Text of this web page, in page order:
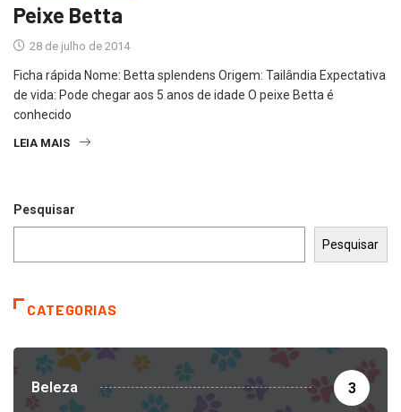
Peixe Betta
28 de julho de 2014
Ficha rápida Nome: Betta splendens Origem: Tailândia Expectativa
de vida: Pode chegar aos 5 anos de idade O peixe Betta é
conhecido
LEIA MAIS
Pesquisar
Pesquisar
CATEGORIAS
Beleza 3